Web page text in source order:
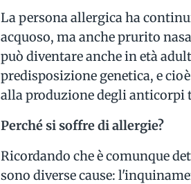
La persona allergica ha
acquoso, ma anche prurito
può diventare anche in età
predisposizione genetica, e
alla produzione degli anticorpi
Perché si soffre di allergie?
Ricordando che è comunque
sono diverse cause: